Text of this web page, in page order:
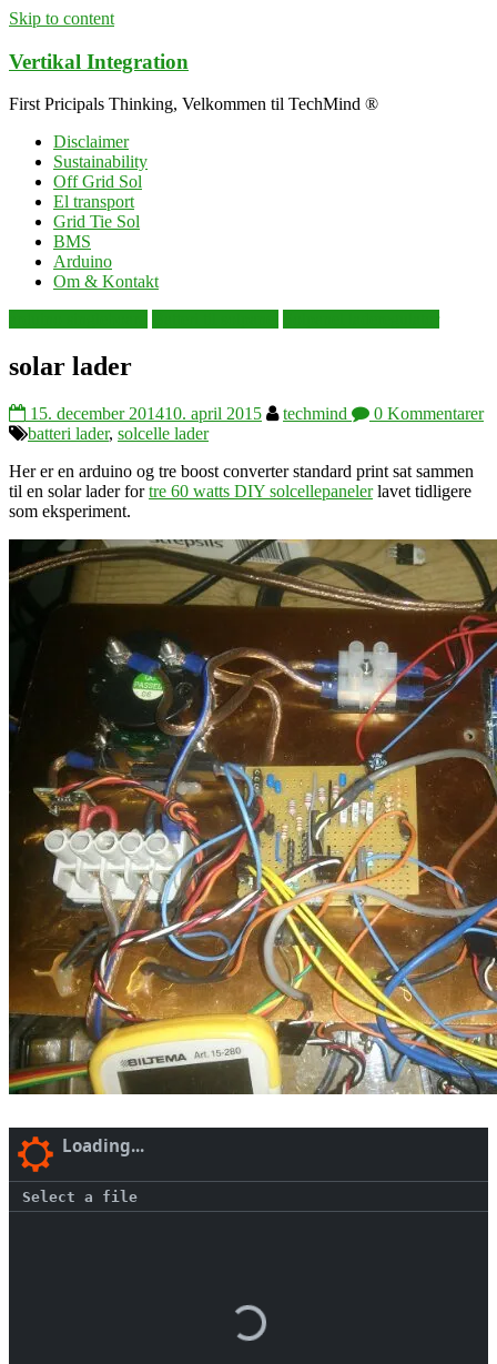
Skip to content
Vertikal Integration
First Pricipals Thinking, Velkommen til TechMind ®
Disclaimer
Sustainability
Off Grid Sol
El transport
Grid Tie Sol
BMS
Arduino
Om & Kontakt
solar lader
15. december 201410. april 2015 techmind
0 Kommentarer
batteri lader, solcelle lader
Her er en arduino og tre boost converter standard print sat sammen
til en solar lader fortre 60 watts DIY solcellepanelerlavet tidligere
som eksperiment.